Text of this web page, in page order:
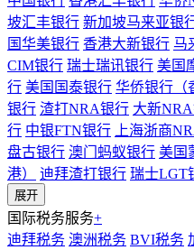
坡汇丰银行 新加坡马来亚银
国华美银行 香港大新银行 马
CIM银行 瑞士瑞讯银行 美国
行 美国国泰银行 华侨银行（
银行 渣打NRA银行 大新
行 中银FTN银行 上海浙商
盘古银行 澳门蚂蚁银行 美国
港）
迪拜渣打银行 瑞士LGT
展开
国际税务服务+
迪拜税务 澳洲税务 BVI税务